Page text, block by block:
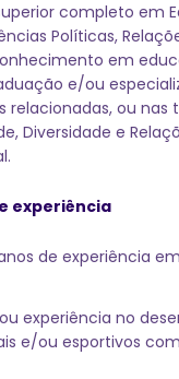
completo em
Políticas,
em
e/ou
relacionadas, ou nas
Diversidade e
experiência
de experiência
experiência no
e/ou esportivos